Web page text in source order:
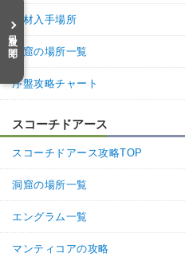
目次を開く
素材入手場所
洞窟の場所一覧
序盤攻略チャート
スコーチドアース
スコーチドアース攻略TOP
洞窟の場所一覧
エングラム一覧
マンティコアの攻略